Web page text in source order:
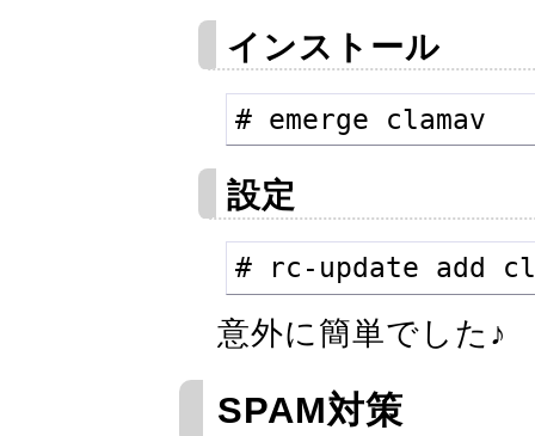
インストール
# emerge clamav
設定
# rc-update add
意外に簡単でした♪
SPAM対策